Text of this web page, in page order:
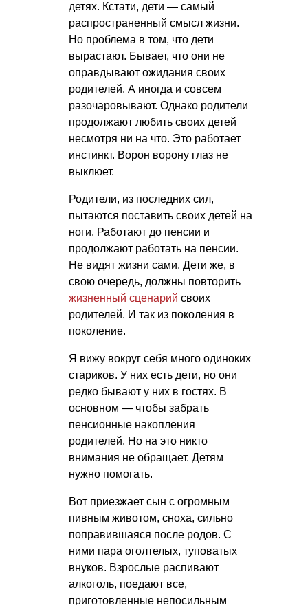
детях. Кстати, дети — самый
распространенный смысл жизни.
Но проблема в том, что дети
вырастают. Бывает, что они не
оправдывают ожидания своих
родителей. А иногда и совсем
разочаровывают. Однако родители
продолжают любить своих детей
несмотря ни на что. Это работает
инстинкт. Ворон ворону глаз не
выклюет.
Родители, из последних сил,
пытаются поставить своих детей на
ноги. Работают до пенсии и
продолжают работать на пенсии.
Не видят жизни сами. Дети же, в
свою очередь, должны повторить
жизненный сценарий своих
родителей. И так из поколения в
поколение.
Я вижу вокруг себя много одиноких
стариков. У них есть дети, но они
редко бывают у них в гостях. В
основном — чтобы забрать
пенсионные накопления
родителей. Но на это никто
внимания не обращает. Детям
нужно помогать.
Вот приезжает сын с огромным
пивным животом, сноха, сильно
поправившаяся после родов. С
ними пара оголтелых, туповатых
внуков. Взрослые распивают
алкоголь, поедают все,
приготовленные непосильным